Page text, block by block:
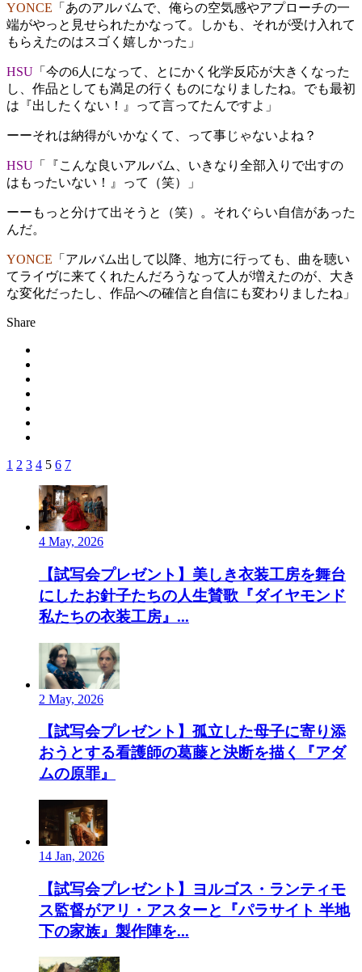
YONCE 「あのアルバムで、俺らの空気感やアプローチの一
端がやっと見せられたかなって。しかも、それが受け入れて
もらえたのはスゴく嬉しかった」
HSU 「今の6人になって、とにかく化学反応が大きくなった
し、作品としても満足の行くものになりましたね。でも最初
は『出したくない！』って言ってたんですよ」
ーーそれは納得がいかなくて、って事じゃないよね？
HSU 「『こんな良いアルバム、いきなり全部入りで出すの
はもったいない！』って（笑）」
ーーもっと分けて出そうと（笑）。それぐらい自信があった
んだ。
YONCE 「アルバム出して以降、地方に行っても、曲を聴い
てライヴに来てくれたんだろうなって人が増えたのが、大き
な変化だったし、作品への確信と自信にも変わりましたね」
Share
1 2 3 4 5 6 7
4 May, 2026
【試写会プレゼント】美しき衣装工房を舞台
にしたお針子たちの人生賛歌『ダイヤモンド
私たちの衣装工房』...
2 May, 2026
【試写会プレゼント】孤立した母子に寄り添
おうとする看護師の葛藤と決断を描く『アダ
ムの原罪』
14 Jan, 2026
【試写会プレゼント】ヨルゴス・ランティモ
ス監督がアリ・アスターと『パラサイト 半地
下の家族』製作陣を...